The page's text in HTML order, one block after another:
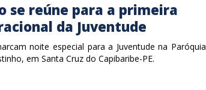
se reúne para a primeira
da Juventude
noite especial para a Juventude na Paróquia
em Santa Cruz do Capibaribe-PE.